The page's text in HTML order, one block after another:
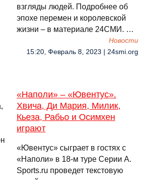
взгляды людей. Подробнее об
эпохе перемен и королевской
жизни – в материале 24СМИ. …
Новости
15:20, Февраль 8, 2023 | 24smi.org
«Наполи» – «Ювентус».
Хвича, Ди Мария, Милик,
Кьеза, Рабьо и Осимхен
играют
«Ювентус» сыграет в гостях с
«Наполи» в 18-м туре Серии А.
Sports.ru проведет текстовую